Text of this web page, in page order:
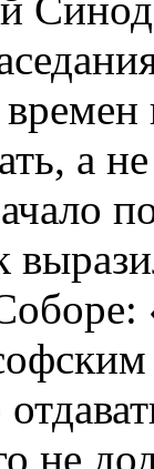
Синод
а
не